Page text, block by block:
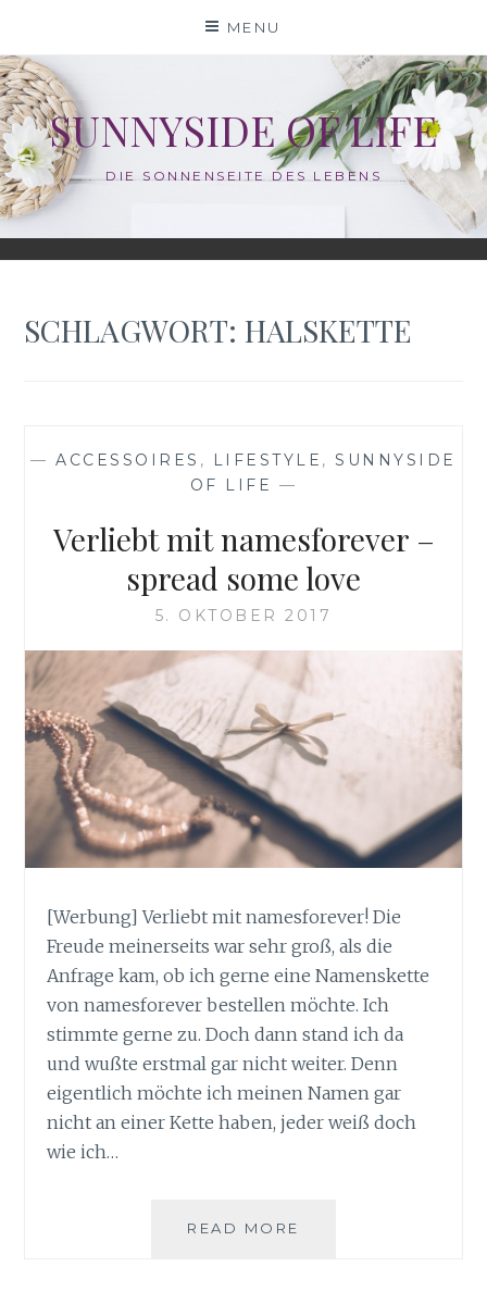
content
MENU
SUNNYSIDE OF LIFE
DIE SONNENSEITE DES LEBENS
SCHLAGWORT:HALSKETTE
—ACCESSOIRES , LIFESTYLE ,SUNNYSIDE
OF LIFE —
Verliebt mit namesforever –
spread some love
5. OKTOBER 2017
[Werbung] Verliebt mit namesforever! Die
Freude meinerseits war sehr groß, als die
Anfrage kam, ob ich gerne eine Namenskette
von namesforever bestellen möchte. Ich
stimmte gerne zu. Doch dann stand ich da
und wußte erstmal gar nicht weiter. Denn
eigentlich möchte ich meinen Namen gar
nicht an einer Kette haben, jeder weiß doch
wie ich…
READ MORE